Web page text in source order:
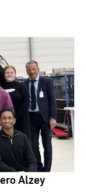
Alzey